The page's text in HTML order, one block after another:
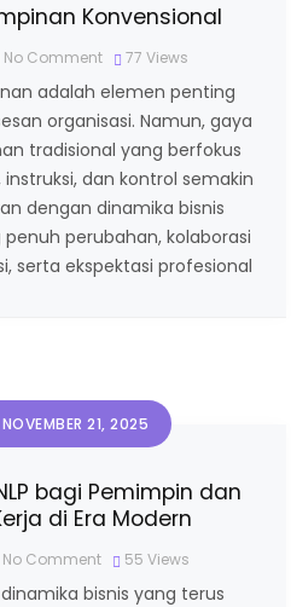
Konvensional
No Comment 77 Views
adalah elemen penting
organisasi. Namun, gaya
tradisional yang berfokus
dan kontrol semakin
dengan dinamika bisnis
perubahan, kolaborasi
serta ekspektasi profesional
NOVEMBER 21, 2025
bagi Pemimpin dan
di Era Modern
No Comment 55 Views
bisnis yang terus